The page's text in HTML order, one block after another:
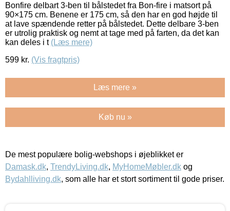
Bonfire delbart 3-ben til bålstedet fra Bon-fire i matsort på
90×175 cm. Benene er 175 cm, så den har en god højde til
at lave spændende retter på bålstedet. Dette delbare 3-ben
er utrolig praktisk og nemt at tage med på farten, da det kan
kan deles i t (Læs mere)
599 kr. (Vis fragtpris)
Læs mere »
Køb nu »
De mest populære bolig-webshops i øjeblikket er
Damask.dk, TrendyLiving.dk, MyHomeMøbler.dk og
Bydahlliving.dk, som alle har et stort sortiment til gode priser.